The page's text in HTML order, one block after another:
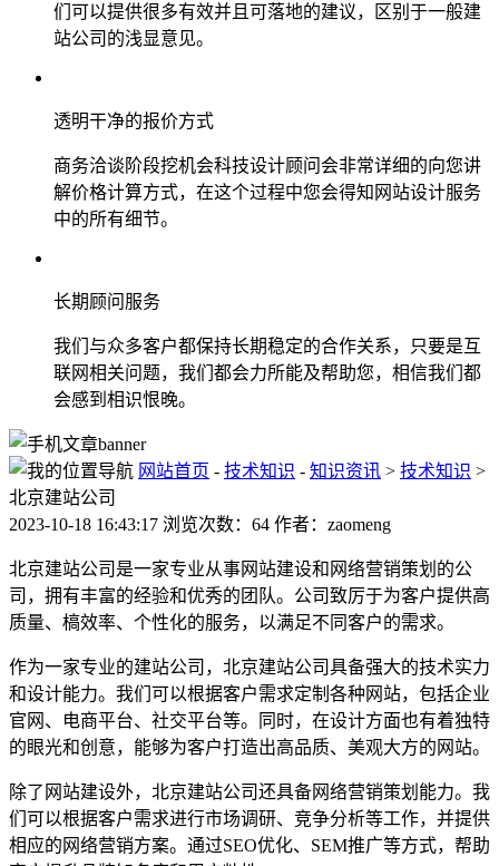
们可以提供很多有效并且可落地的建议，区别于一般建
站公司的浅显意见。
透明干净的报价方式
商务洽谈阶段挖机会科技设计顾问会非常详细的向您讲
解价格计算方式，在这个过程中您会得知网站设计服务
中的所有细节。
长期顾问服务
我们与众多客户都保持长期稳定的合作关系，只要是互
联网相关问题，我们都会力所能及帮助您，相信我们都
会感到相识恨晚。
网站首页 - 技术知识 - 知识资讯 > 技术知识 >
北京建站公司
2023-10-18 16:43:17 浏览次数：64 作者：zaomeng
北京建站公司是一家专业从事网站建设和网络营销策划的公
司，拥有丰富的经验和优秀的团队。公司致厉于为客户提供高
质量、槁效率、个性化的服务，以满足不同客户的需求。
作为一家专业的建站公司，北京建站公司具备强大的技术实力
和设计能力。我们可以根据客户需求定制各种网站，包括企业
官网、电商平台、社交平台等。同时，在设计方面也有着独特
的眼光和创意，能够为客户打造出高品质、美观大方的网站。
除了网站建设外，北京建站公司还具备网络营销策划能力。我
们可以根据客户需求进行市场调研、竞争分析等工作，并提供
相应的网络营销方案。通过SEO优化、SEM推广等方式，帮助